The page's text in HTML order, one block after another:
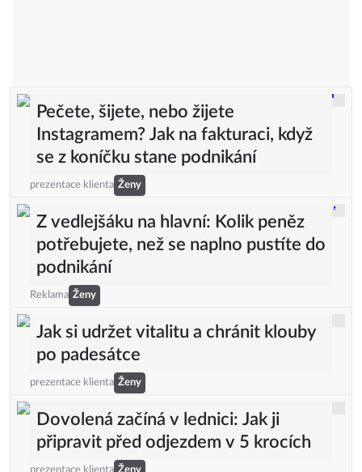
Pečete, šijete, nebo žijete
Instagramem? Jak na fakturaci, když
se z koníčku stane podnikání
prezentace klienta Ženy
Z vedlejšáku na hlavní: Kolik peněz
potřebujete, než se naplno pustíte do
podnikání
Reklama Ženy
Jak si udržet vitalitu a chránit klouby
po padesátce
prezentace klienta Ženy
Dovolená začíná v lednici: Jak ji
připravit před odjezdem v 5 krocích